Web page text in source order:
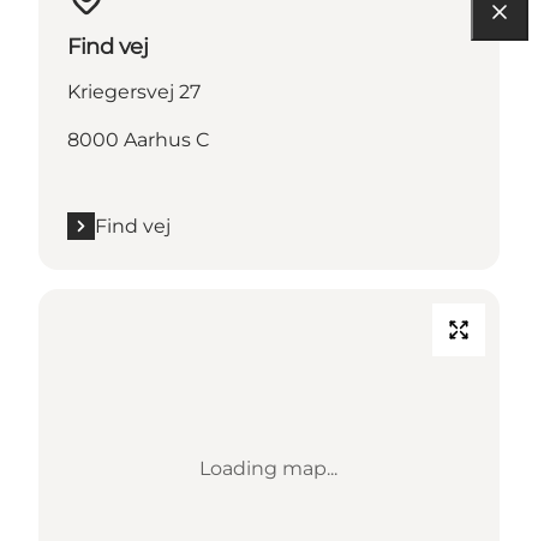
Find vej
Kriegersvej 27
8000 Aarhus C
Find vej
Loading map...